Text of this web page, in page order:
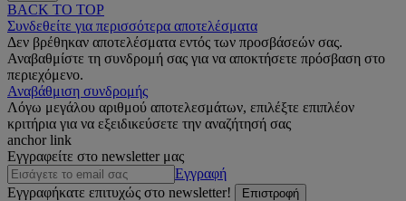
BACK TO TOP
Συνδεθείτε για περισσότερα αποτελέσματα
Δεν βρέθηκαν αποτελέσματα εντός των προσβάσεών σας.
Αναβαθμίστε τη συνδρομή σας για να αποκτήσετε πρόσβαση στο
περιεχόμενο.
Αναβάθμιση συνδρομής
Λόγω μεγάλου αριθμού αποτελεσμάτων, επιλέξτε επιπλέον
κριτήρια για να εξειδικεύσετε την αναζήτησή σας
anchor link
Εγγραφείτε στο newsletter μας
Εγγραφή
Εγγραφήκατε επιτυχώς στο newsletter!
Επιστροφή